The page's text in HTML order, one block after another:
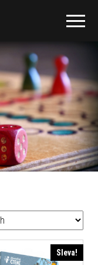
Sleva!